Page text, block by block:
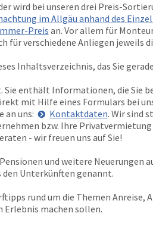
wird bei unseren drei Preis-
im Allgäu anhand des
Preis an. Vor allem für
für verschiedene Anliegen jeweils
Inhaltsverzeichnis, das Sie
Sie enthält Informationen, die Sie
mit Hilfe eines Formulars bei
an uns:
Kontaktdaten. Wir sind
bzw. Ihre
- wir freuen uns auf Sie!
und weitere Neuerungen
Unterkünften genannt.
rund um die Themen Anreise,
Erlebnis machen sollen.